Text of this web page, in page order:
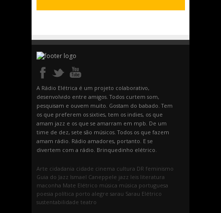
A Rádio Elétrica é um projeto colaborativo,
desenvolvido entre amigos. Todos curtem som,
pesquisam e ouvem muito. Gostam do babado. Tem
os que preferem os sixties, tem os indies, os que
amam jazz e os que se amarram em mpb. De um
time de dez, sete são músicos. Todos os que fazem
amam rádio. Rádio amadores, portanto. E se
divertem com a rádio. Brinquedinho elétrico.
Arte cidadania cidade cinema cultura DR feminismo
Guia do Jazz Ismael Caneppele jazz leis literatura
maconha Mate Elétrico música música portuguesa
poesia política porto alegre sarau Sarau Elétrico
sustentabilidade teatro